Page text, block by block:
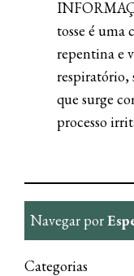
tosse é uma
repentina e
respiratório,
que surge
processo
Navegar por
Categorias